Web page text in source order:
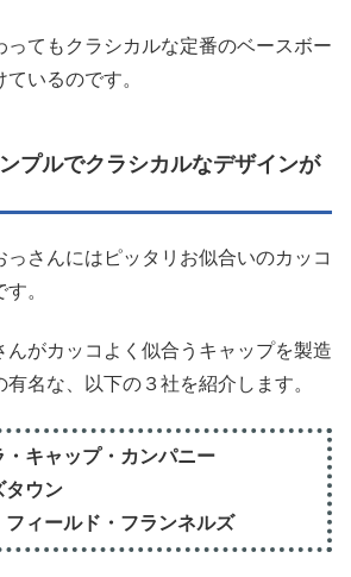
ってもクラシカルな定番のベースボー
いるのです。
プルでクラシカルなデザインが
っさんにはピッタリお似合いのカッコ
。
んがカッコよく似合うキャップを製造
名な、以下の３社を紹介します。
・キャップ・カンパニー
タウン
フィールド・フランネルズ